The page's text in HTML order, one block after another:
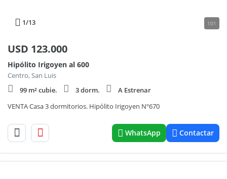
1/13 101
USD 123.000
Hipólito Irigoyen al 600
Centro, San Luis
99 m² cubie.
3 dorm.
A Estrenar
VENTA Casa 3 dormitorios. Hipólito Irigoyen Nº670
WhatsApp Contactar